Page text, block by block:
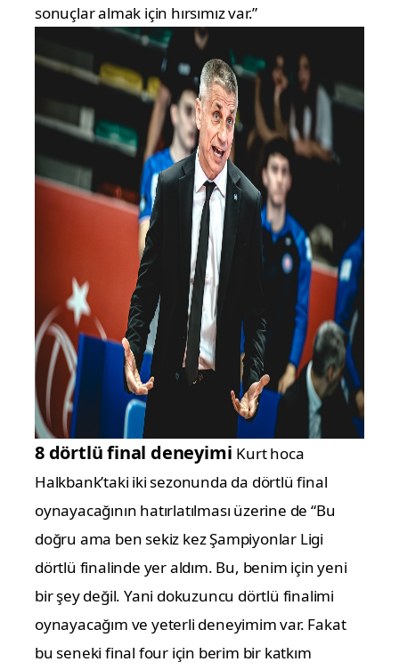
sonuçlar almak için hırsımız var.”
8 dörtlü final deneyimi Kurt hoca
Halkbank’taki iki sezonunda da dörtlü final
oynayacağının hatırlatılması üzerine de “Bu
doğru ama ben sekiz kez Şampiyonlar Ligi
dörtlü finalinde yer aldım. Bu, benim için yeni
bir şey değil. Yani dokuzuncu dörtlü finalimi
oynayacağım ve yeterli deneyimim var. Fakat
bu seneki final four için berim bir katkım